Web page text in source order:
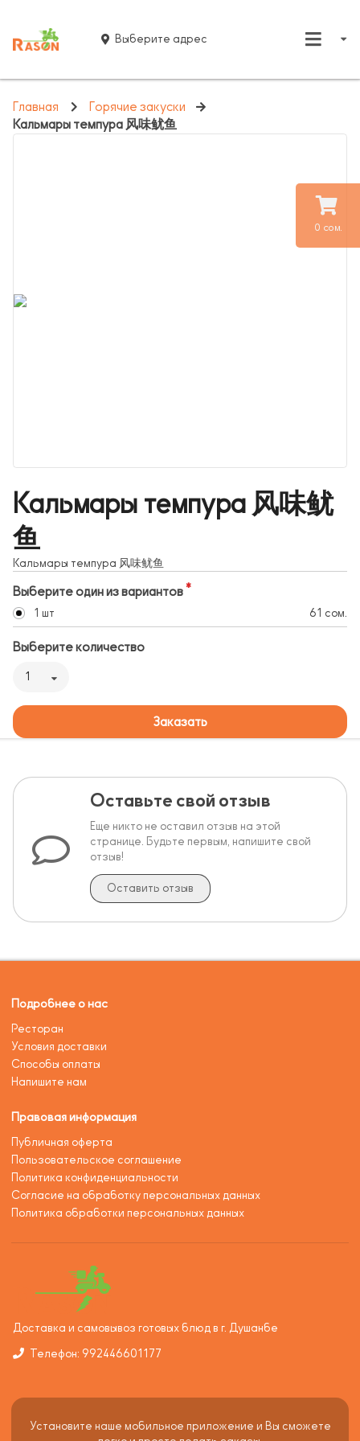
0 сом.
Выберите адрес
Главная
Горячие закуски
Кальмары темпура 风味鱿鱼
Кальмары темпура 风味鱿
鱼
Кальмары темпура 风味鱿鱼
Выберите один из вариантов
1 шт 61 сом.
Выберите количество
1
Заказать
Оставьте свой отзыв
Еще никто не оставил отзыв на этой
странице. Будьте первым, напишите свой
отзыв!
Оставить отзыв
Подробнее о нас
Ресторан
Условия доставки
Способы оплаты
Напишите нам
Правовая информация
Публичная оферта
Пользовательское соглашение
Политика конфиденциальности
Согласие на обработку персональных данных
Политика обработки персональных данных
Доставка и самовывоз готовых блюд в г. Душанбе
Телефон: 992446601177
Установите наше мобильное приложение и Вы сможете